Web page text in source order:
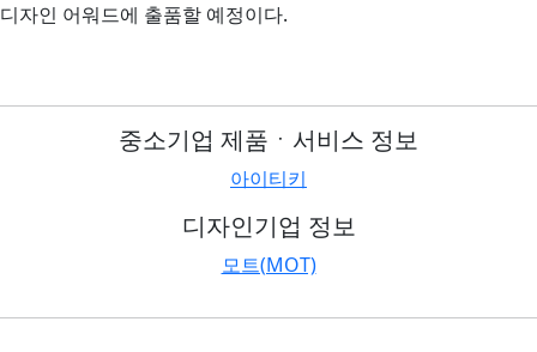
디자인 어워드에 출품할 예정이다.
중소기업 제품ㆍ서비스 정보
아이티키
디자인기업 정보
모트(MOT)